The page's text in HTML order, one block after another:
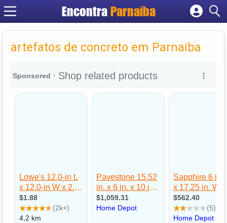
Encontra Parnaíba
Cadastrar empresa
Criar conta
artefatos de concreto em Parnaiba